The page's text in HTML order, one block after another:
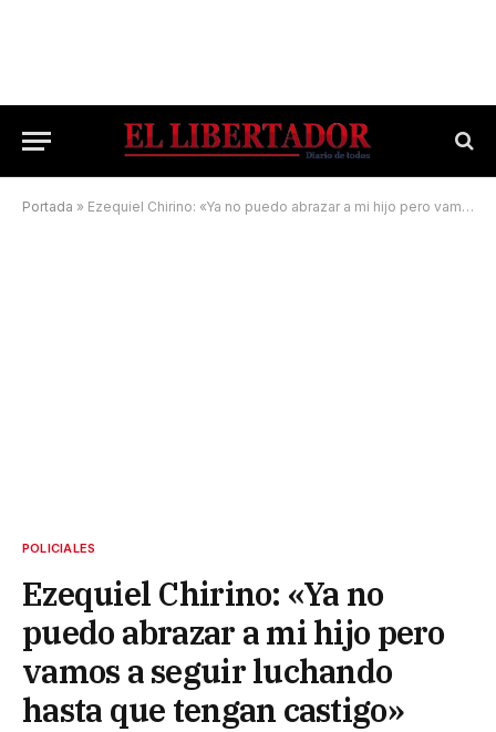
Portada » Ezequiel Chirino: «Ya no puedo abrazar a mi hijo pero vamos a seguir luchando hasta que tengan castigo»
POLICIALES
Ezequiel Chirino: «Ya no
puedo abrazar a mi hijo pero
vamos a seguir luchando
hasta que tengan castigo»